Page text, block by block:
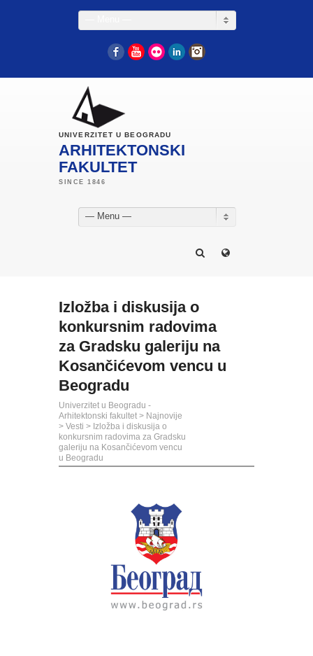
FacebookYouTube
Flickr LinkedIn
UNIVERZITET U BEOGRADU
ARHITEKTONSKI
FAKULTET
— Menu —
Izložba i diskusija o
konkursnim radovima
za Gradsku galeriju na
Kosančićevom vencu u
Beogradu
Univerzitet u Beogradu -
Arhitektonski fakultet > Najnovije
> Vesti > Izložba i diskusija o
konkursnim radovima za Gradsku
galeriju na Kosančićevom vencu
u Beogradu